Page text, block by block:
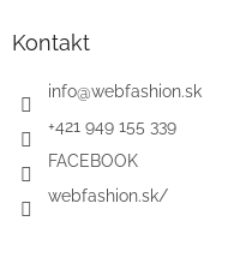
Kontakt
info@webfashion.sk
+421 949 155 339
FACEBOOK
webfashion.sk/